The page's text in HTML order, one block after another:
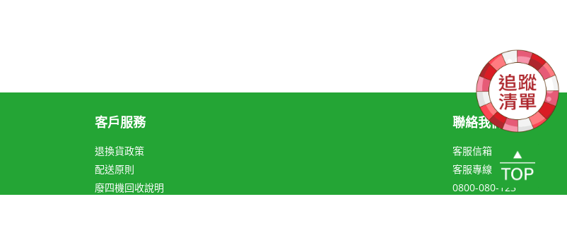
客戶服務
退換貨政策
配送原則
廢四機回收說明
聯絡我們
客服信箱
客服專線
0800-080-123